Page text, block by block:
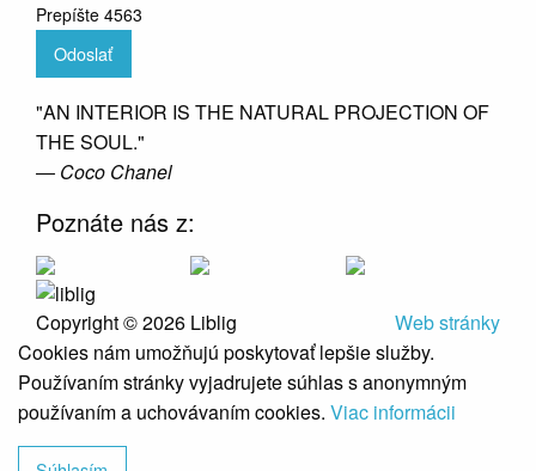
Prepíšte 4563
Odoslať
"AN INTERIOR IS THE NATURAL PROJECTION OF
THE SOUL."
― Coco Chanel
Poznáte nás z:
Copyright © 2026 Liblig
Web stránky
Cookies nám umožňujú poskytovať lepšie služby.
Používaním stránky vyjadrujete súhlas s anonymným
používaním a uchovávaním cookies. Viac informácii